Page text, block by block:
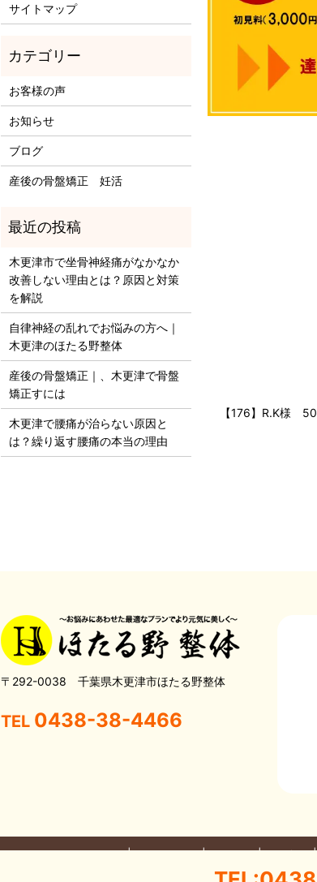
【176】R.K様
サイトマップ
お客様の声
お知らせ
ブログ
産後の骨盤矯正 妊活
木更津市で坐骨神経痛がなかなか
改善しない理由とは？原因と対策
を解説
自律神経の乱れでお悩みの方へ｜
木更津のほたる野整体
産後の骨盤矯正｜、木更津で骨盤
矯正すには
木更津で腰痛が治らない原因と
は？繰り返す腰痛の本当の理由
〒292-0038 千葉県木更津市ほたる野整体
TEL 0438-38-4466